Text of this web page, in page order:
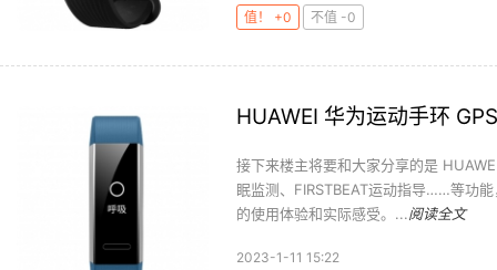
值！ +0
不值 -0
HUAWEI 华为运动手环
接下来楼主将要和大家分享的是
眠监测、FIRSTBEAT运动指导……等功
的使用体验和实际感受。...阅读全文
2023-1-11 15:22